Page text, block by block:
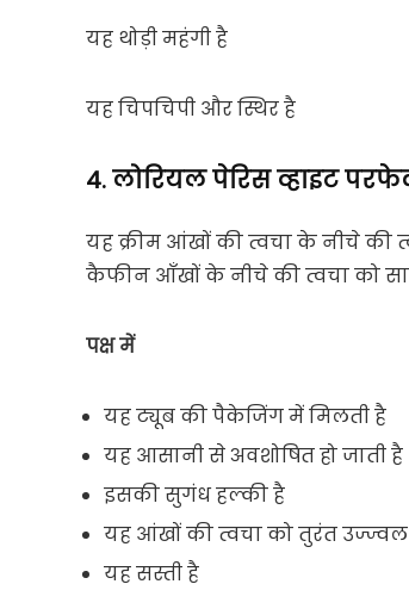
यह थोड़ी महंगी है
यह चिपचिपी और स्थिर है
4. लोरियल पेरिस व्हाइट
यह क्रीम आंखों की त्वचा के नीचे की
कैफीन आँखों के नीचे की त्वचा को
पक्ष में
यह ट्यूब की पैकेजिंग में मिलती है
यह आसानी से अवशोषित हो जाती है
इसकी सुगंध हल्की है
यह आंखों की त्वचा को तुरंत
यह सस्ती है